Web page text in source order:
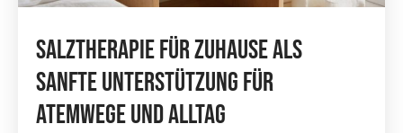
Salztherapie Für Zuhause Als
Sanfte Unterstützung Für
Atemwege Und Alltag